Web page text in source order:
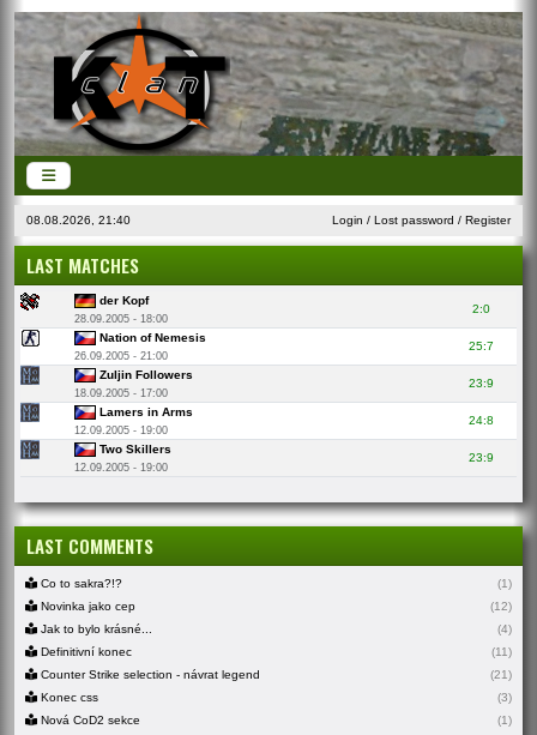
08.08.2026, 21:40 Login / Lost password / Register
LAST MATCHES
der Kopf
28.09.2005 - 18:00
2:0
Nation of Nemesis
26.09.2005 - 21:00
25:7
Zuljin Followers
18.09.2005 - 17:00
23:9
Lamers in Arms
12.09.2005 - 19:00
24:8
Two Skillers
12.09.2005 - 19:00
23:9
LAST COMMENTS
Co to sakra?!?
(1)
Novinka jako cep
(12)
Jak to bylo krásné...
(4)
Definitivní konec
(11)
Counter Strike selection - návrat legend
(21)
Konec css
(3)
Nová CoD2 sekce
(1)